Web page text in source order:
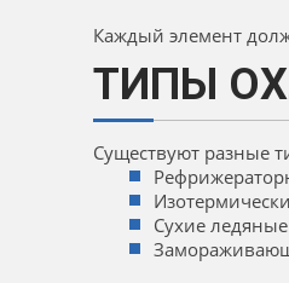
Каждый элемент
ТИПЫ
Существуют разные
Сухие